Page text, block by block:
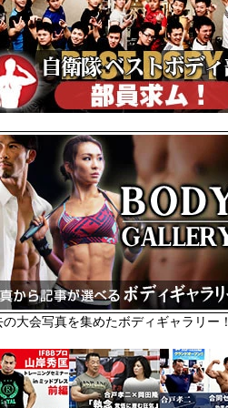
の大会写真を集めたボディギャラリー！